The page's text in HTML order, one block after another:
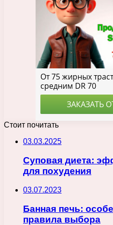
Стоит почитать
03.03.2025
Суповая диета:
для похудения
03.07.2023
Банная печь:
правила выбора